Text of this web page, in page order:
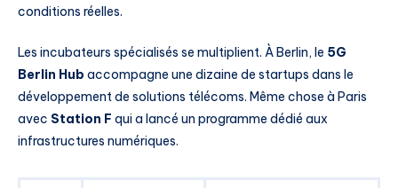
conditions réelles.
Les incubateurs spécialisés se multiplient. À Berlin, le 5G
Berlin Hub accompagne une dizaine de startups dans le
développement de solutions télécoms. Même chose à Paris
avec Station F qui a lancé un programme dédié aux
infrastructures numériques.